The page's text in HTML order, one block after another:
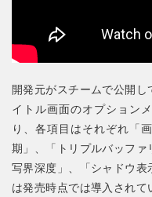
開発元がスチームで公開
イトル画面のオプション
り、各項目はそれぞれ「
期」、「トリプルバッフ
写界深度」、「シャドウ
は発売時点では導入され